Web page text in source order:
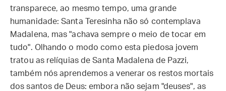
transparece, ao mesmo tempo, uma grande
humanidade: Santa Teresinha não só contemplava
Madalena, mas "achava sempre o meio de tocar em
tudo". Olhando o modo como esta piedosa jovem
tratou as relíquias de Santa Madalena de Pazzi,
também nós aprendemos a venerar os restos mortais
dos santos de Deus: embora não sejam "deuses", as